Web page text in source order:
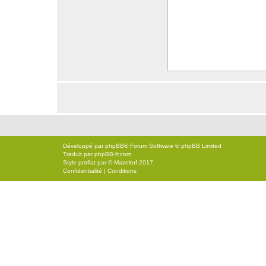
Développé parphpBB® Forum Software © phpBB Limited
Traduit parphpBB-fr.com
Style proflat par ©Mazeltof 2017
Confidentialité | Conditions